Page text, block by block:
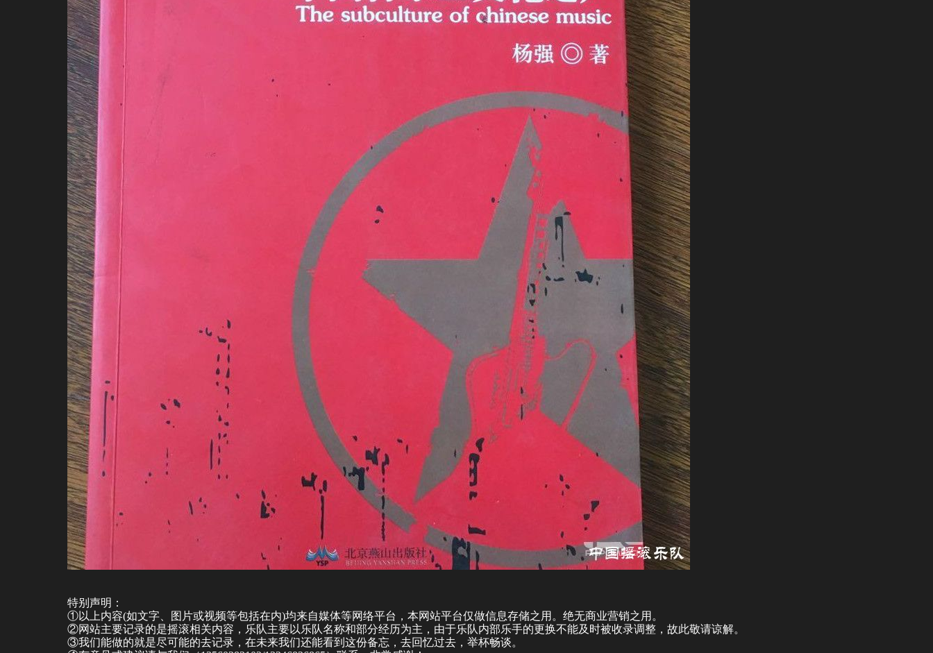
特别声明：
①以上内容(如文字、图片或视频等包括在内)均来自媒体等网络平台，本网站平台仅做信息存储之用。绝无商业营销之用。
②网站主要记录的是摇滚相关内容，乐队主要以乐队名称和部分经历为主，由于乐队内部乐手的更换不能及时被收录调整，故此敬请谅解。
③我们能做的就是尽可能的去记录，在未来我们还能看到这份备忘，去回忆过去，举杯畅谈。